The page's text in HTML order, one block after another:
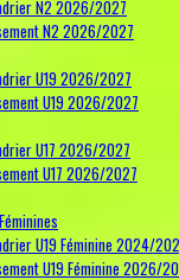
N2 2026/2027
N2 2026/2027
U19 2026/2027
U19 2026/2027
U17 2026/2027
U17 2026/2027
U19 Féminine 2024/
U19 Féminine 2026/